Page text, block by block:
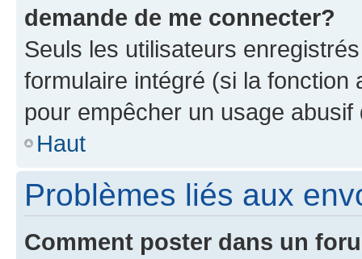
demande de me connecter?
Seuls les utilisateurs
formulaire intégré (si la
pour empêcher un usage
Haut
Problèmes liés aux
Comment poster dans un